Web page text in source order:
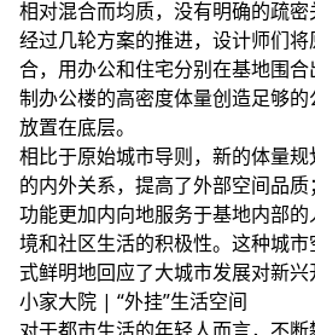
相对混合而均质，没有明确的疏密
经过几轮方案的推进，设计师们
合，用办公和住宅分别在基地围
制办公楼的高密度体量创造足够
放置在底层。
相比于原始城市导则，新的体量
的内外关系，提高了外部空间品
功能更加内向地服务于基地内部
境和社区生活的积极性。这种城
式鲜明地回应了大城市发展对新兴
小家大院 | “外挂”生活空间